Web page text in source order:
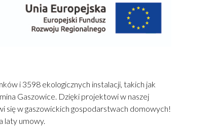
i 3598 ekologicznych instalacji, takich jak
Gaszowice. Dzięki projektowi w naszej
się w gaszowickich gospodarstwach domowych!
laty umowy.